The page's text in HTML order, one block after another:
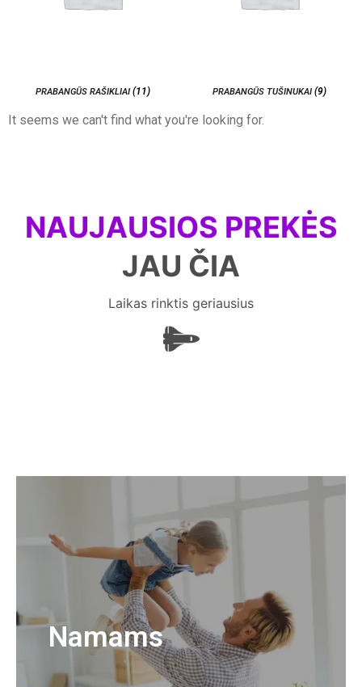
PRABANGŪS RAŠIKLIAI (11) PRABANGŪS TUŠINUKAI (9)
It seems we can't find what you're looking for.
NAUJAUSIOS PREKĖS
JAU ČIA
Laikas rinktis geriausius
Namams